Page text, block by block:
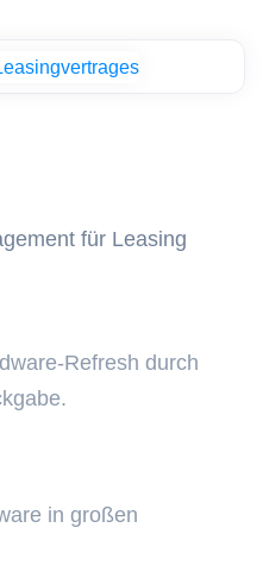
für Leasing
Refresh durch
in großen